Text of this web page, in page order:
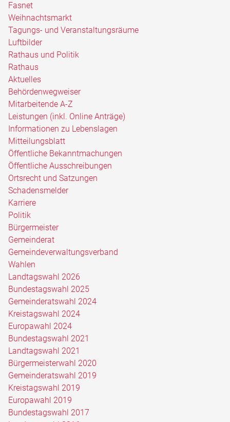
Fasnet
Weihnachtsmarkt
Tagungs- und Veranstaltungsräume
Luftbilder
Rathaus und Politik
Rathaus
Aktuelles
Behördenwegweiser
Mitarbeitende A-Z
Leistungen (inkl. Online Anträge)
Informationen zu Lebenslagen
Mitteilungsblatt
Öffentliche Bekanntmachungen
Öffentliche Ausschreibungen
Ortsrecht und Satzungen
Schadensmelder
Karriere
Politik
Bürgermeister
Gemeinderat
Gemeindeverwaltungsverband
Wahlen
Landtagswahl 2026
Bundestagswahl 2025
Gemeinderatswahl 2024
Kreistagswahl 2024
Europawahl 2024
Bundestagswahl 2021
Landtagswahl 2021
Bürgermeisterwahl 2020
Gemeinderatswahl 2019
Kreistagswahl 2019
Europawahl 2019
Bundestagswahl 2017